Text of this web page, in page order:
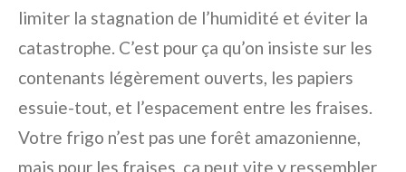
limiter la stagnation de l’humidité et éviter la
catastrophe. C’est pour ça qu’on insiste sur les
contenants légèrement ouverts, les papiers
essuie-tout, et l’espacement entre les fraises.
Votre frigo n’est pas une forêt amazonienne,
mais pour les fraises, ça peut vite y ressembler